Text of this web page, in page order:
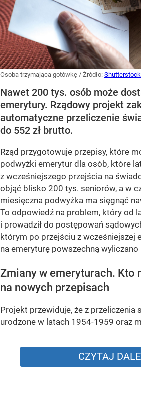
Osoba trzymająca gotówkę / Źródło: Shutterstock
Nawet 200 tys. osób może
emerytury. Rządowy projekt
automatyczne przeliczenie
do 552 zł brutto.
Rząd przygotowuje przepisy, które
podwyżki emerytur dla osób, które
z wcześniejszego przejścia na
objąć blisko 200 tys. seniorów, a w
miesięczna podwyżka ma sięgnąć
To odpowiedź na problem, który od
i prowadził do postępowań
którym po przejściu z wcześniejszej
na emeryturę powszechną
Zmiany w emeryturach. Kto
na nowych przepisach
Projekt przewiduje, że z przeliczenia
urodzone w latach 1954-1959 oraz
CZYTAJ